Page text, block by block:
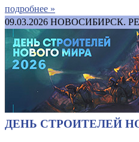
подробнее »
09.03.2026 НОВОСИБИРСК.
ДЕНЬ СТРОИТЕЛЕЙ